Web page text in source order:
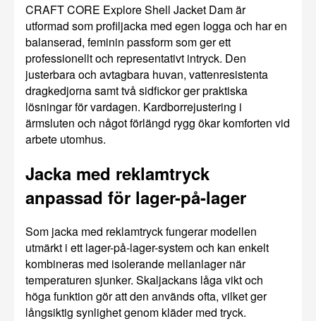
CRAFT CORE Explore Shell Jacket Dam är
utformad som profiljacka med egen logga och har en
balanserad, feminin passform som ger ett
professionellt och representativt intryck. Den
justerbara och avtagbara huvan, vattenresistenta
dragkedjorna samt två sidfickor ger praktiska
lösningar för vardagen. Kardborrejustering i
ärmsluten och något förlängd rygg ökar komforten vid
arbete utomhus.
Jacka med reklamtryck
anpassad för lager-på-lager
Som jacka med reklamtryck fungerar modellen
utmärkt i ett lager-på-lager-system och kan enkelt
kombineras med isolerande mellanlager när
temperaturen sjunker. Skaljackans låga vikt och
höga funktion gör att den används ofta, vilket ger
långsiktig synlighet genom kläder med tryck.